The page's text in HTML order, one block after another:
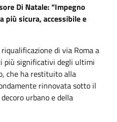
Di Natale: “Impegno
più sicura, accessibile e
di via Roma a
più significativi degli ultimi
che ha restituito alla
rinnovata sotto il
urbano e della